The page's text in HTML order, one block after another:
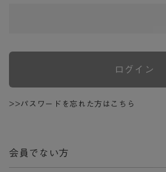
ログイン
>>パスワードを忘れた方はこちら
会員でない方